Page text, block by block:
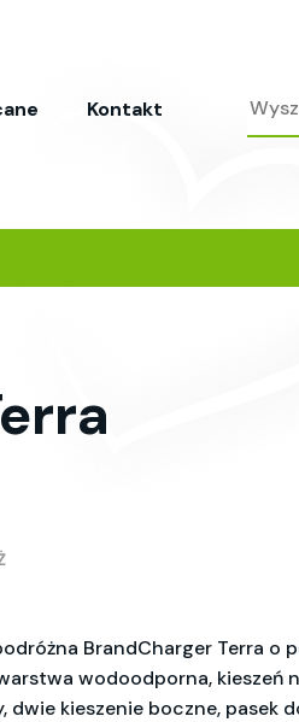
Kontakt
BrandCharger Terra o
wodoodporna, kieszeń
dwie kieszenie boczne, pasek